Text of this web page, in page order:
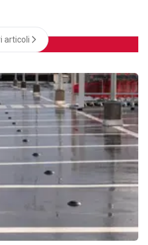
articoli